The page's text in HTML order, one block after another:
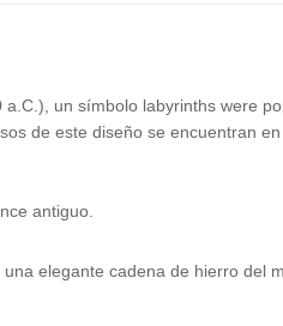
un símbolo labyrinths were
de este diseño se encuentran
antiguo.
elegante cadena de hierro del